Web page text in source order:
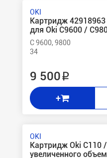
OKI
Картридж
для Oki C9600 /
C 9600, 9800
34
9 500 ₽
+
OKI
Картридж Oki C110
увеличенного